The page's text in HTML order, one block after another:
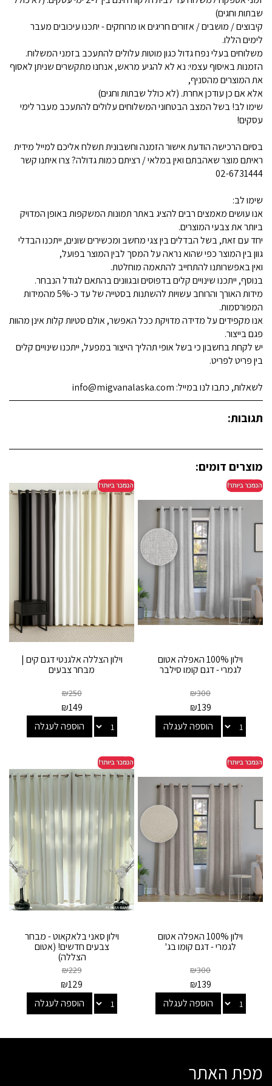
שבתות וחגים)
קיבוצים / מושבים / אזורים חריגים או מרוחקים - יתכנו עיכובים מעבר
לימים הללו.
משלוחים בעלי נפח גדול כגון מוטות עלולים להתעכב בזמני המשלוח.
הזמנות באיסוף עצמי: נא לא להגיע מראש, אנחנו מתקשרים שניתן לאסוף
את המוצרים מהסניף,
אלא אם כן עודכן אחרת. (לא כולל שבתות וחגים)
שימו לב! בשל המצב הבטחוני המשלוחים עלולים להתעכב מעבר לימי
עסקים!
בסיום הרכישה הודעת אישור הזמנה וחשבונית תשלח אליכם למייל מידית
ראיתם מוצר שאהבתם ואין במלאי / רציתם כמות גדולה? צרו איתנו קשר
02-6731444
שימו לב:
אנו עושים מאמצים רבים להציג באתר תמונות המשקפות באופן המדויק
ביותר את צבעי המוצרים.
יחד עם זאת, בשל הבדלים בין צגי מחשב ומכשירים שונים, ייתכנו הבדלי
גוון בין המוצר כפי שהוא נראה על המסך לבין המוצר בפועל,
ואין באפשרותנו להתחייב להתאמה מוחלטת.
בנוסף, ייתכנו שינויים קלים בדפוסים ובגוונים בהתאם לגודל הנבחר.
מידות האורך והרוחב עשויות להשתנות בסטייה של עד כ-5% מהמידות
המפורסמות.
אנו מקפידים על מדידה מדויקת ככל האפשר, אולם סטיות קלות אינן מהוות
פגם בייצור.
יש לקחת בחשבון כי בשל אופי תהליך הייצור במפעל, ייתכנו שינויים קלים
בין פריט לפריט.
לשאלות, כתבו לנו במייל: info@migvanalaska.com
תגובות:
מוצרים דומים:
וילון 100% האפלה אטום
לגמרי - דגם קומו סילבר
₪300
₪139
הוספה לעגלה
וילון הצללה אלגנטי דגם קים |
מבחר צבעים
₪250
₪149
הוספה לעגלה
וילון 100% האפלה אטום
לגמרי - דגם קומו בג'
₪300
₪139
הוספה לעגלה
וילון סאני בלאקאוט - מבחר
צבעים חדשים! (אטום
הצללה)
₪229
₪129
הוספה לעגלה
מפת האתר